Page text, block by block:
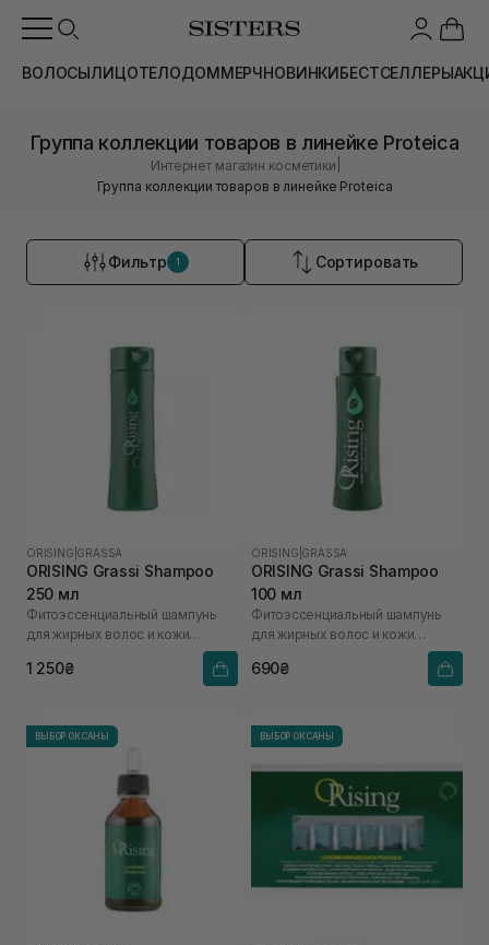
ВОЛОСЫЛИЦОТЕЛОДОММЕРЧНОВИНКИБЕСТСЕЛЛЕРЫ
Группа коллекции товаров в линейке Proteica
Интернет магазин косметики
Группа коллекции товаров в линейке Proteica
Фильтр 1 Сортировать
ORISING GRASSA
ORISING Grassi Shampoo
250 мл
Фитоэссенциальный шампунь
для жирных волос и кожи
1 250₴
ORISING GRASSA
ORISING Grassi Shampoo
100 мл
Фитоэссенциальный шампунь
для жирных волос и кожи
690₴
ВЫБОР ОКСАНЫ ВЫБОР ОКСАНЫ